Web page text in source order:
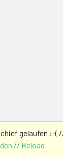
gelaufen :-(
// Reload